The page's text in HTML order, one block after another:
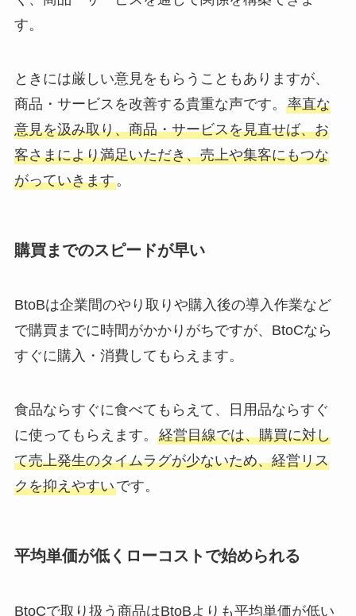
す。
ときには厳しい意見をもらうこともありますが、
商品・サービスを改善する貴重な声です。 率直な
意見を汲み取り、商品・サービスを見直せば、お
客さまにより満足いただき、売上や集客にもつな
がっていきます。
購買までのスピードが早い
BtoBは企業間のやり取りや購入後の導入作業など
で購買までに時間がかかりがちですが、BtoCなら
すぐに購入・消費してもらえます。
食品ならすぐに食べてもらえて、日用品ならすぐ
に使ってもらえます。 経営目線では、購買に対し
て売上発生のタイムラグが少ないため、経営リス
クを抑えやすいです。
平均単価が低くローコストで始められる
BtoCで取り扱う商品はBtoBよりも平均単価が低い